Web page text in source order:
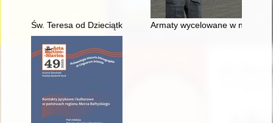
Św. Teresa od Dzieciątka JezusArmaty wycelowane w niebo :